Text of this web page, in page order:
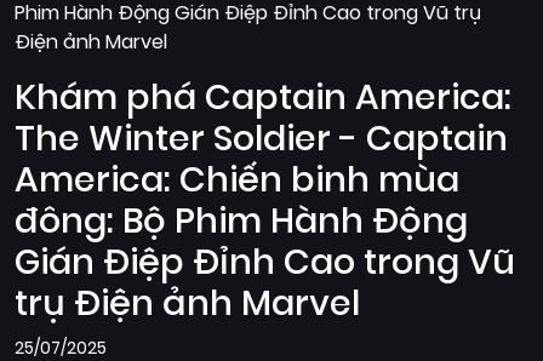
Phim
Lẻ
Phim
Bộ
Phim
Chiếu
Rạp
Thể
loại
Phim Hành Động Gián Điệp Đỉnh Cao trong Vũ trụ
Điện ảnh Marvel
Khám phá Captain America:
The Winter Soldier - Captain
America: Chiến binh mùa
đông: Bộ Phim Hành Động
Gián Điệp Đỉnh Cao trong Vũ
trụ Điện ảnh Marvel
25/07/2025